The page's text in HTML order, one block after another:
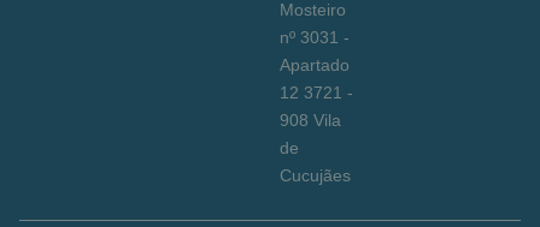
Mosteiro
nº 3031 -
Apartado
12 3721 -
908 Vila
de
Cucujães